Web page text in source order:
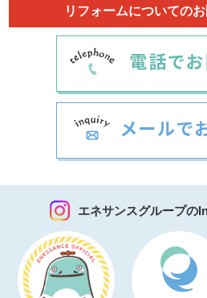
リフォームについての
エネサンスグループの